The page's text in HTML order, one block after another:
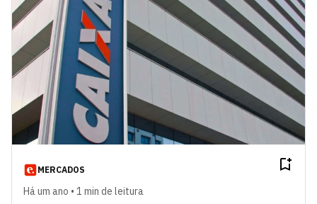
MERCADOS
Há um ano • 1 min de leitura